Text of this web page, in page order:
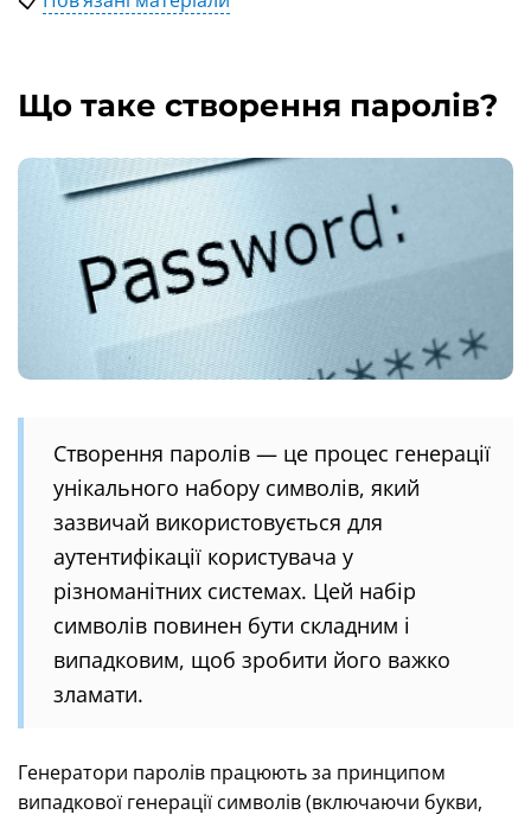
Що таке створення паролів?
Створення паролів — це процес генерації
унікального набору символів, який
зазвичай використовується для
аутентифікації користувача у
різноманітних системах. Цей набір
символів повинен бути складним і
випадковим, щоб зробити його важко
зламати.
Генератори паролів працюють за принципом
випадкової генерації символів (включаючи букви,